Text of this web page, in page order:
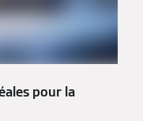
pour la